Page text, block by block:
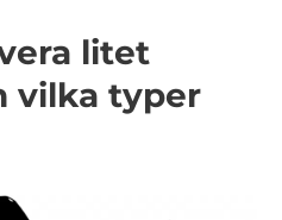
litet
vilka typer